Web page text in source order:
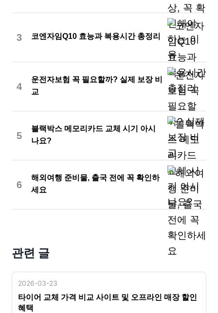
3 코엔자임Q10 효능과 복용시간 총정리
4
운전자보험 꼭 필요할까? 실제 보장 비
교
5
블랙박스 메모리카드 교체 시기 아시
나요?
6
해외여행 준비물, 출국 전에 꼭 확인하
세요
관련 글
2026-03-23
타이어 교체 가격 비교 사이트 및 오프라인 매장 할인
혜택